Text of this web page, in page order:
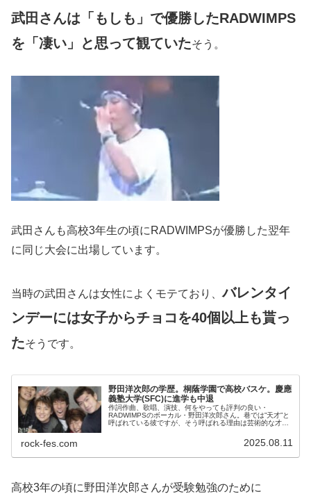
武田さんは「もしも」で優勝したRADWIMPS
を「凄い」と思って観ていたそう。
武田さんも高校3年生の頃にRADWIMPSが優勝した翌年
に同じ大会に出場しています。
当時の武田さんは女性によくモテており、バレンタイ
ンデーには女子からチョコを40個以上も貰っ
たそうです。
野田洋次郎の学歴。桐蔭学園で高校バスケ。慶應
義塾大学(SFC)に進学も中退
作詞作曲、歌唱、演技、何をやっても評判の良い・
RADWIMPSのボーカル・野田洋次郎さん。巷では”天才”と
呼ばれている彼ですが、そう呼ばれる理由は芸術的な才能
rock-fes.com 2025.08.11
高校3年の頃に野田洋次郎さんが受験勉強のために